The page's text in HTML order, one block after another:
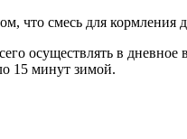
что смесь для
осуществлять в
15 минут зимой.